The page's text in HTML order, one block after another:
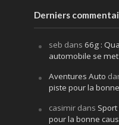
Derniers
seb dans 66g :
automobile se met
Aventures Auto
piste pour la
casimirdans
pour la bonne